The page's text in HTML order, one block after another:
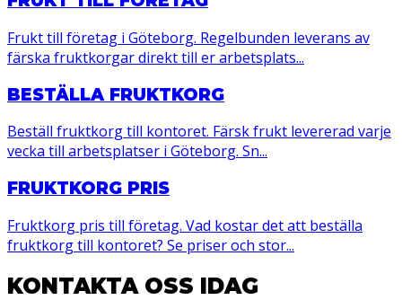
Frukt till företag i Göteborg. Regelbunden leverans av
färska fruktkorgar direkt till er arbetsplats...
BESTÄLLA FRUKTKORG
Beställ fruktkorg till kontoret. Färsk frukt levererad varje
vecka till arbetsplatser i Göteborg. Sn...
FRUKTKORG PRIS
Fruktkorg pris till företag. Vad kostar det att beställa
fruktkorg till kontoret? Se priser och stor...
KONTAKTA OSS IDAG